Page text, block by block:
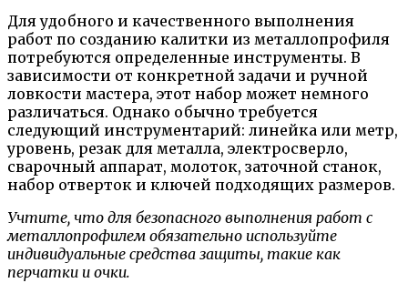
Для удобного и качественного выполнения
работ по созданию калитки из металлопрофиля
потребуются определенные инструменты. В
зависимости от конкретной задачи и ручной
ловкости мастера, этот набор может немного
различаться. Однако обычно требуется
следующий инструментарий: линейка или метр,
уровень, резак для металла, электросверло,
сварочный аппарат, молоток, заточной станок,
набор отверток и ключей подходящих размеров.
Учтите, что для безопасного выполнения работ с
металлопрофилем обязательно используйте
индивидуальные средства защиты, такие как
перчатки и очки.